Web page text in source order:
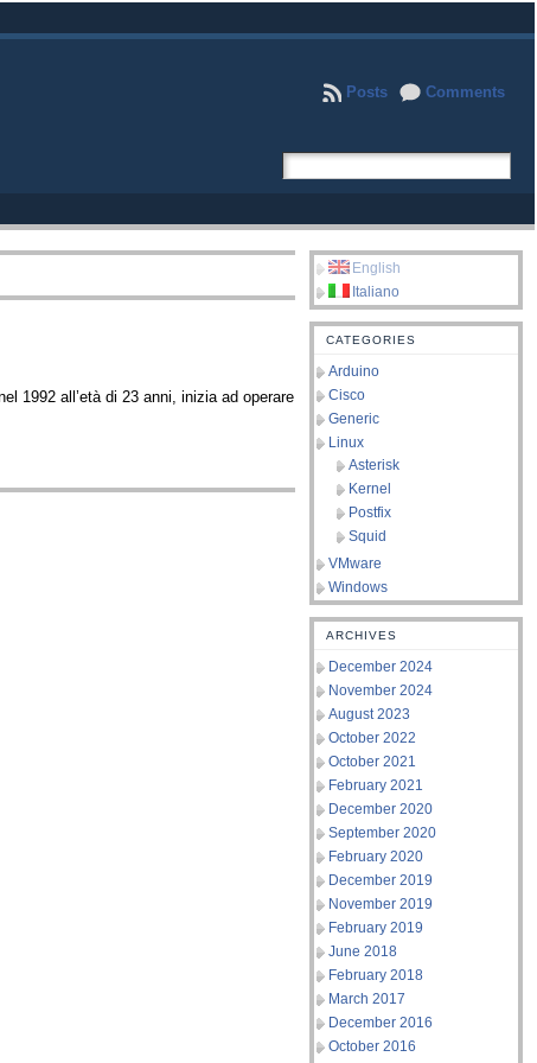
Comments
Posts
1992 all’età di 23 anni, inizia ad operare
English
Italiano
CATEGORIES
Arduino
Cisco
Generic
Linux
Asterisk
Kernel
Postfix
Squid
VMware
Windows
ARCHIVES
December 2024
November 2024
August 2023
October 2022
October 2021
February 2021
December 2020
September 2020
February 2020
December 2019
November 2019
February 2019
June 2018
February 2018
March 2017
December 2016
October 2016